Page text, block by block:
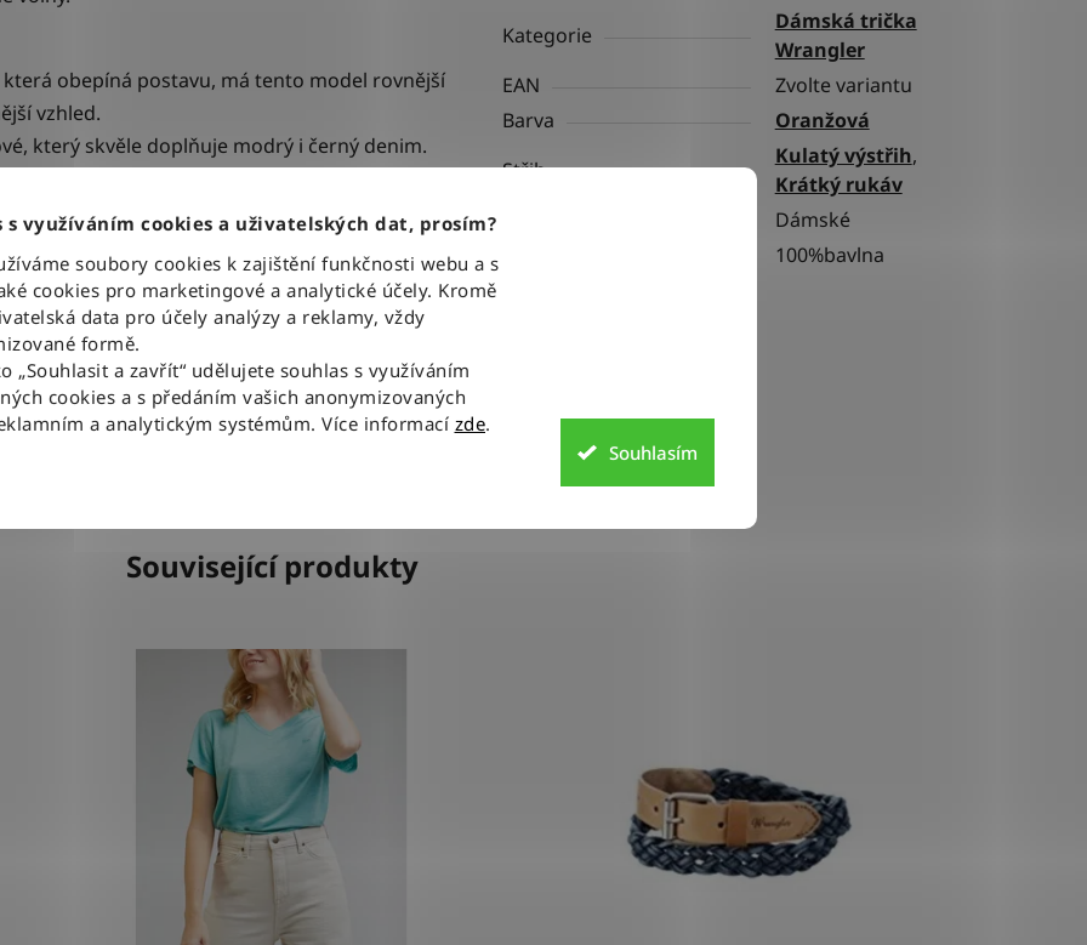
s využíváním cookies a uživatelských dat, prosím?
soubory cookies k zajištění funkčnosti webu a s
cookies pro marketingové a analytické účely. Kromě
data pro účely analýzy a reklamy, vždy
formě.
„Souhlasit a zavřít“ udělujete souhlas s využíváním
cookies a s předáním vašich anonymizovaných
a analytickým systémům. Více informací zde.
Souhlasím
která obepíná postavu, má tento model rovnější
vzhled.
který skvěle doplňuje modrý i černý denim.
měkká a ideální pro citlivou pokožku.
černé barvě, které dodává tričku ikonický
vysokým pasem nebo pod rozepnutou
Kategorie
Dámská trička
Wrangler
EAN
Zvolte variantu
Barva
Oranžová
Střih
Kulatý výstřih,
Krátký rukáv
Dámské
100%bavlna
Související produkty